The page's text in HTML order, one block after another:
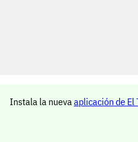
Instala la nuevaaplicación de El